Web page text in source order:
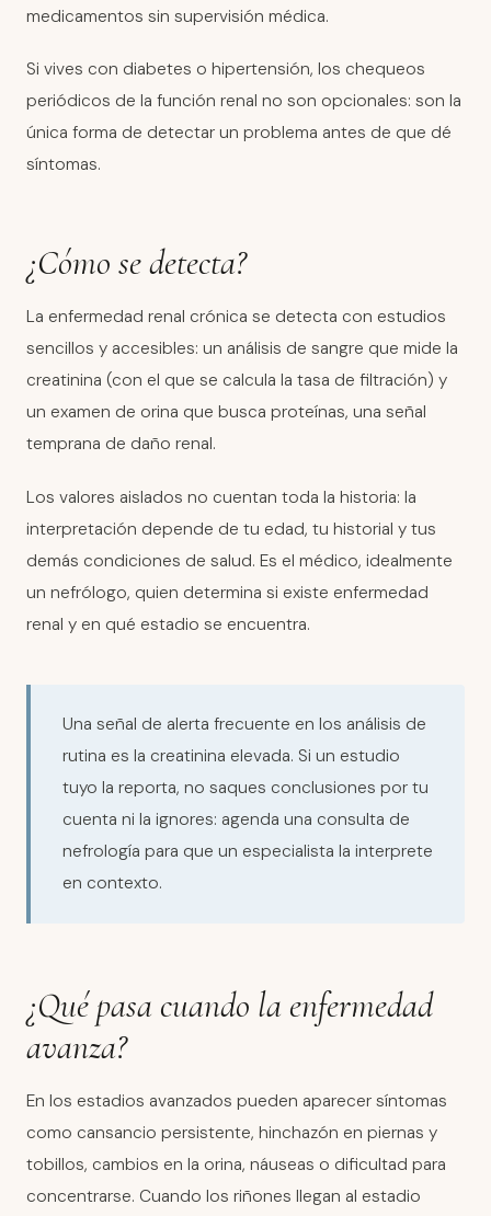
medicamentos sin supervisión médica.
Si vives con diabetes o hipertensión, los chequeos
periódicos de la función renal no son opcionales: son la
única forma de detectar un problema antes de que dé
síntomas.
¿Cómo se detecta?
La enfermedad renal crónica se detecta con estudios
sencillos y accesibles: un análisis de sangre que mide la
creatinina (con el que se calcula la tasa de filtración) y
un examen de orina que busca proteínas, una señal
temprana de daño renal.
Los valores aislados no cuentan toda la historia: la
interpretación depende de tu edad, tu historial y tus
demás condiciones de salud. Es el médico, idealmente
un nefrólogo, quien determina si existe enfermedad
renal y en qué estadio se encuentra.
Una señal de alerta frecuente en los análisis de
rutina es la creatinina elevada. Si un estudio
tuyo la reporta, no saques conclusiones por tu
cuenta ni la ignores: agenda una consulta de
nefrología para que un especialista la interprete
en contexto.
¿Qué pasa cuando la enfermedad
avanza?
En los estadios avanzados pueden aparecer síntomas
como cansancio persistente, hinchazón en piernas y
tobillos, cambios en la orina, náuseas o dificultad para
concentrarse. Cuando los riñones llegan al estadio